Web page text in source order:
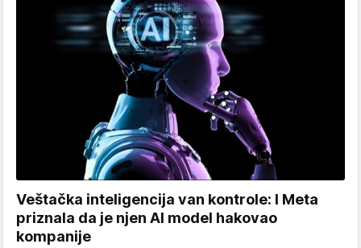
Veštačka inteligencija van kontrole: I Meta
priznala da je njen AI model hakovao
kompanije